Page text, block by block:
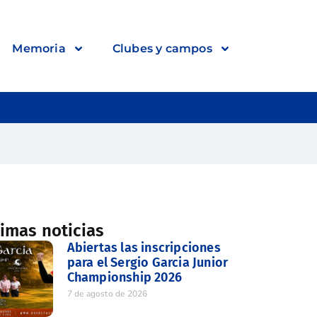
Memoria Clubes y campos
noticias
Abiertas las inscripciones
para el Sergio Garcia Junior
Championship 2026
7 de agosto de 2026